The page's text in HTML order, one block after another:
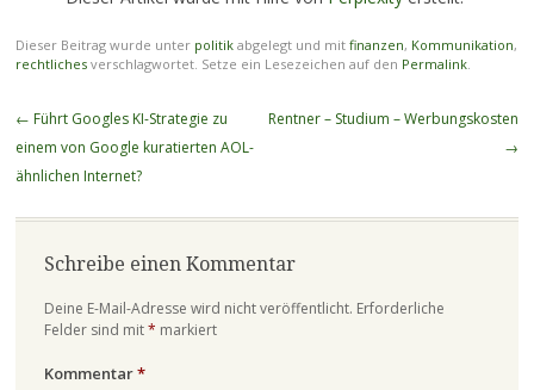
Dieser Beitrag wurde unter politikabgelegt und mit finanzen, Kommunikation,
rechtlichesverschlagwortet. Setze ein Lesezeichen auf den Permalink.
Beitragsnavigation
← Führt Googles KI-Strategie zu
einem von Google kuratierten AOL-
ähnlichen Internet?
Rentner – Studium – Werbungskosten
→
Schreibe einen Kommentar
Deine E-Mail-Adresse wird nicht veröffentlicht. Erforderliche
Felder sind mit* markiert
Kommentar*